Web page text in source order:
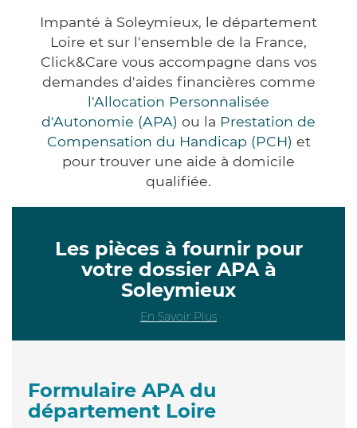
Impanté à Soleymieux, le département
Loire et sur l'ensemble de la France,
Click&Care vous accompagne dans vos
demandes d'aides financières comme
l'Allocation Personnalisée
d'Autonomie (APA) ou la Prestation de
Compensation du Handicap (PCH) et
pour trouver une aide à domicile
qualifiée.
Les pièces à fournir pour
votre dossier APA à
Soleymieux
En Savoir Plus
Formulaire APA du
département Loire